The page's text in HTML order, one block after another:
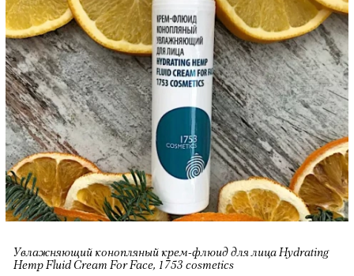
Увлажняющий конопляный крем-флюид для лица Hydrating
Hemp Fluid Cream For Face, 1753 сosmetics